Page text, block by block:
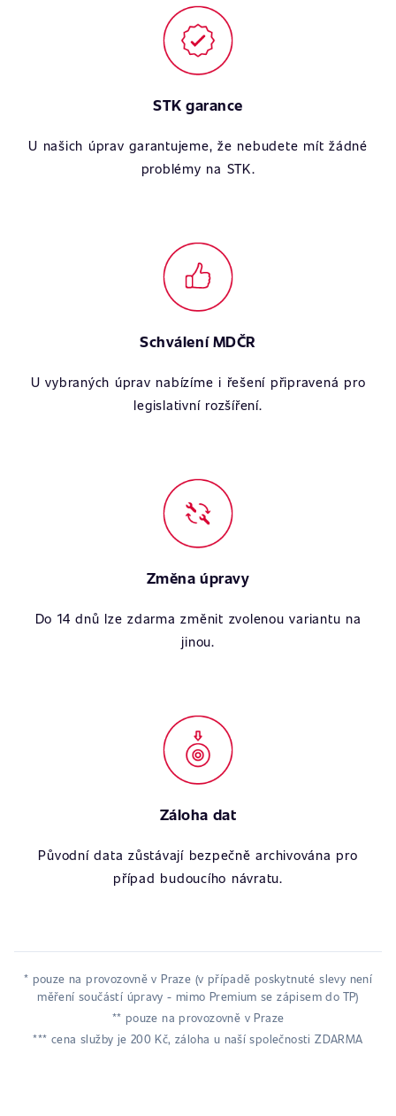
STK garance
U našich úprav garantujeme, že nebudete mít žádné
problémy na STK.
Schválení MDČR
U vybraných úprav nabízíme i řešení připravená pro
legislativní rozšíření.
Změna úpravy
Do 14 dnů lze zdarma změnit zvolenou variantu na
jinou.
Záloha dat
Původní data zůstávají bezpečně archivována pro
případ budoucího návratu.
* pouze na provozovně v Praze (v případě poskytnuté slevy není
měření součástí úpravy - mimo Premium se zápisem do TP)
** pouze na provozovně v Praze
*** cena služby je 200 Kč, záloha u naší společnosti ZDARMA